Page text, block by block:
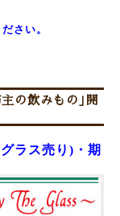
さい。
の飲みもの｣開
ラス売り)・期